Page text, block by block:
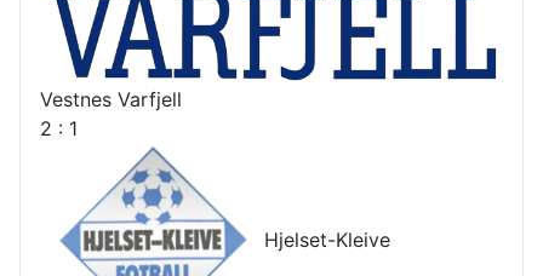
Vestnes Varfjell
2 : 1
Hjelset-Kleive